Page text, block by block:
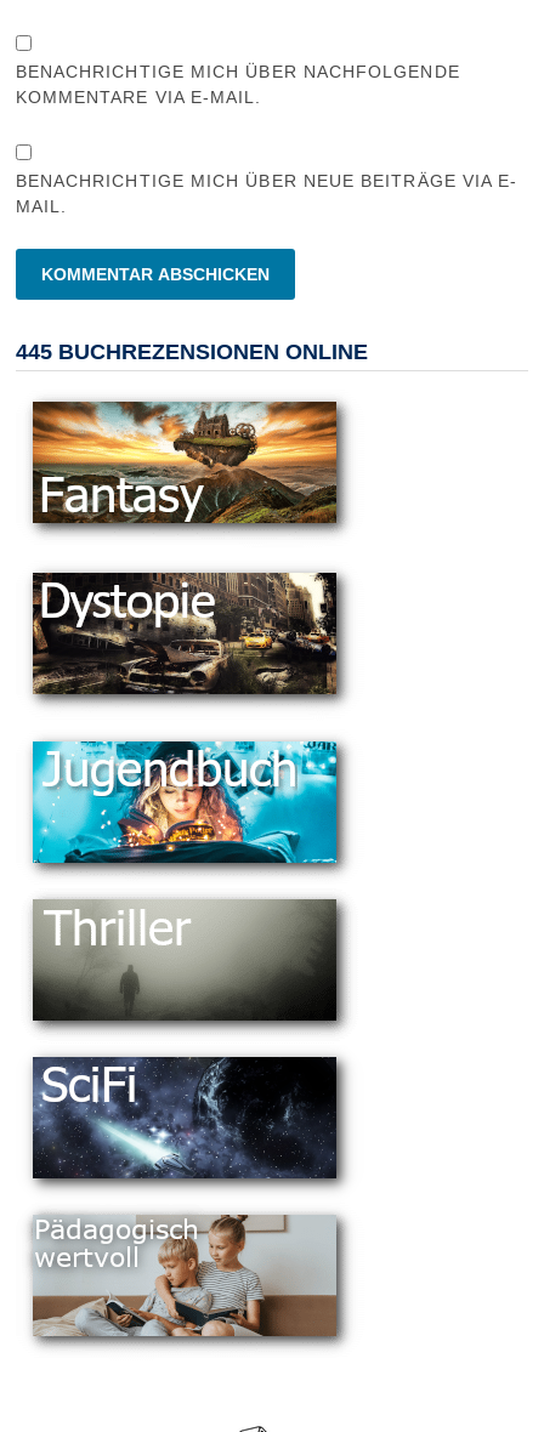
BENACHRICHTIGE MICH ÜBER NACHFOLGENDE
KOMMENTARE VIA E-MAIL.
BENACHRICHTIGE MICH ÜBER NEUE BEITRÄGE VIA E-
MAIL.
445 BUCHREZENSIONEN ONLINE